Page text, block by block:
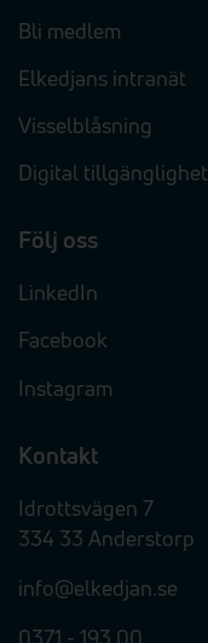
Bli medlem
Elkedjans intranät
Visselblåsning
Digital tillgänglighet
Följ oss
LinkedIn
Facebook
Instagram
Kontakt
Idrottsvägen 7
334 33 Anderstorp
info@elkedjan.se